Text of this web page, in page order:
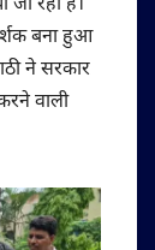
रहा है।
बना हुआ
ने सरकार
वाली